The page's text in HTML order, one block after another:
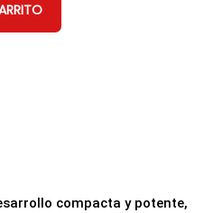
compacta y potente,